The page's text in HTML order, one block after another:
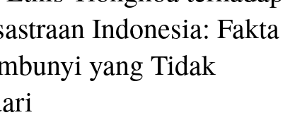
Indonesia: Fakta
yang Tidak